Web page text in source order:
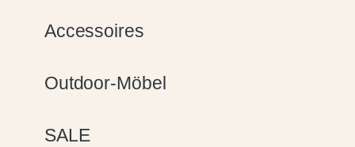
Accessoires
Outdoor-Möbel
SALE